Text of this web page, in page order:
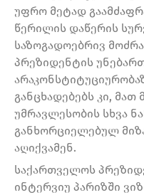
უფრო მეტად
წერილის დაწერის
საზოგადოებრივ
პრეზიდენტის
განცხადებებს კი,
უმრავლესობის სხვა
განხორციელებულ
აღიქვამენ.
საქართველოს
ინტერვიუ პარიზში